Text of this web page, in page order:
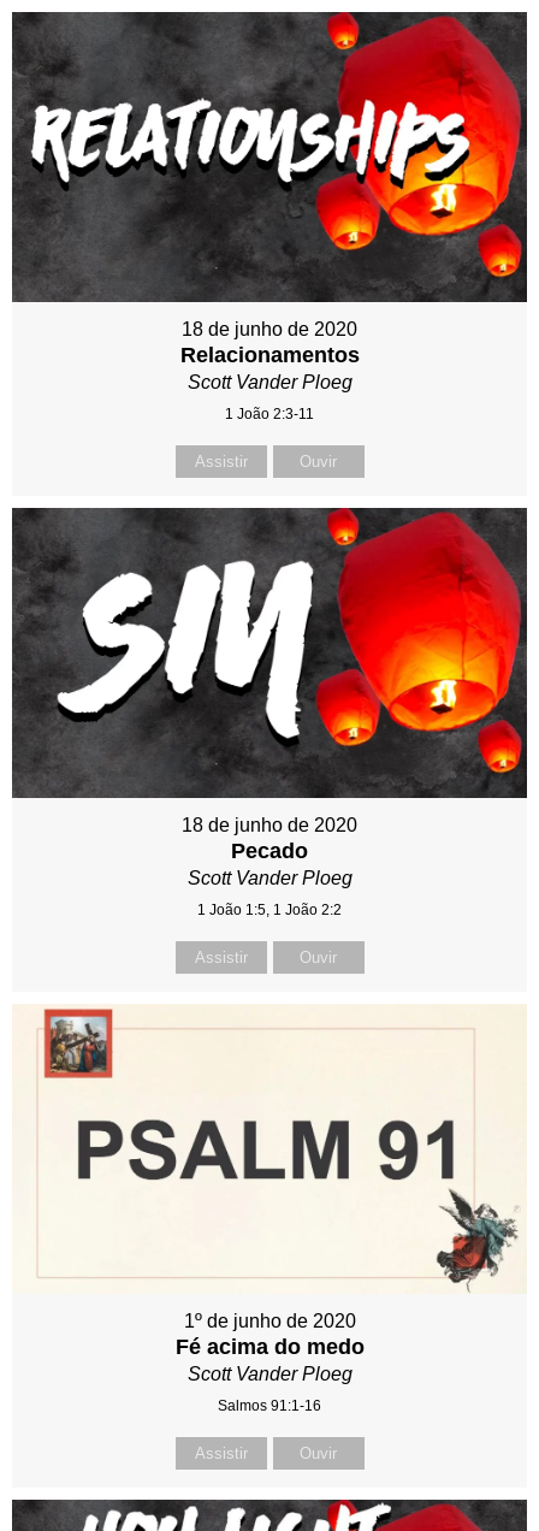
18 de junho de 2020
Relacionamentos
Scott Vander Ploeg
1 João 2:3-11
Assistir Ouvir
18 de junho de 2020
Pecado
Scott Vander Ploeg
1 João 1:5, 1 João 2:2
Assistir Ouvir
1º de junho de 2020
Fé acima do medo
Scott Vander Ploeg
Salmos 91:1-16
Assistir Ouvir